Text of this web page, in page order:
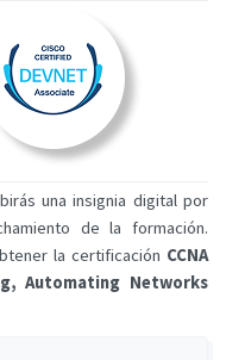
una insignia digital por
de la formación.
la certificación CCNA
Automating Networks